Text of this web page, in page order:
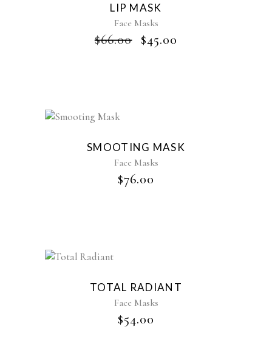
LIP MASK
Face Masks
$66.00 LE
PRIX
$45.00
SMOOTING MASK
Face Masks
$76.00
TOTAL RADIANT
Face Masks
$54.00